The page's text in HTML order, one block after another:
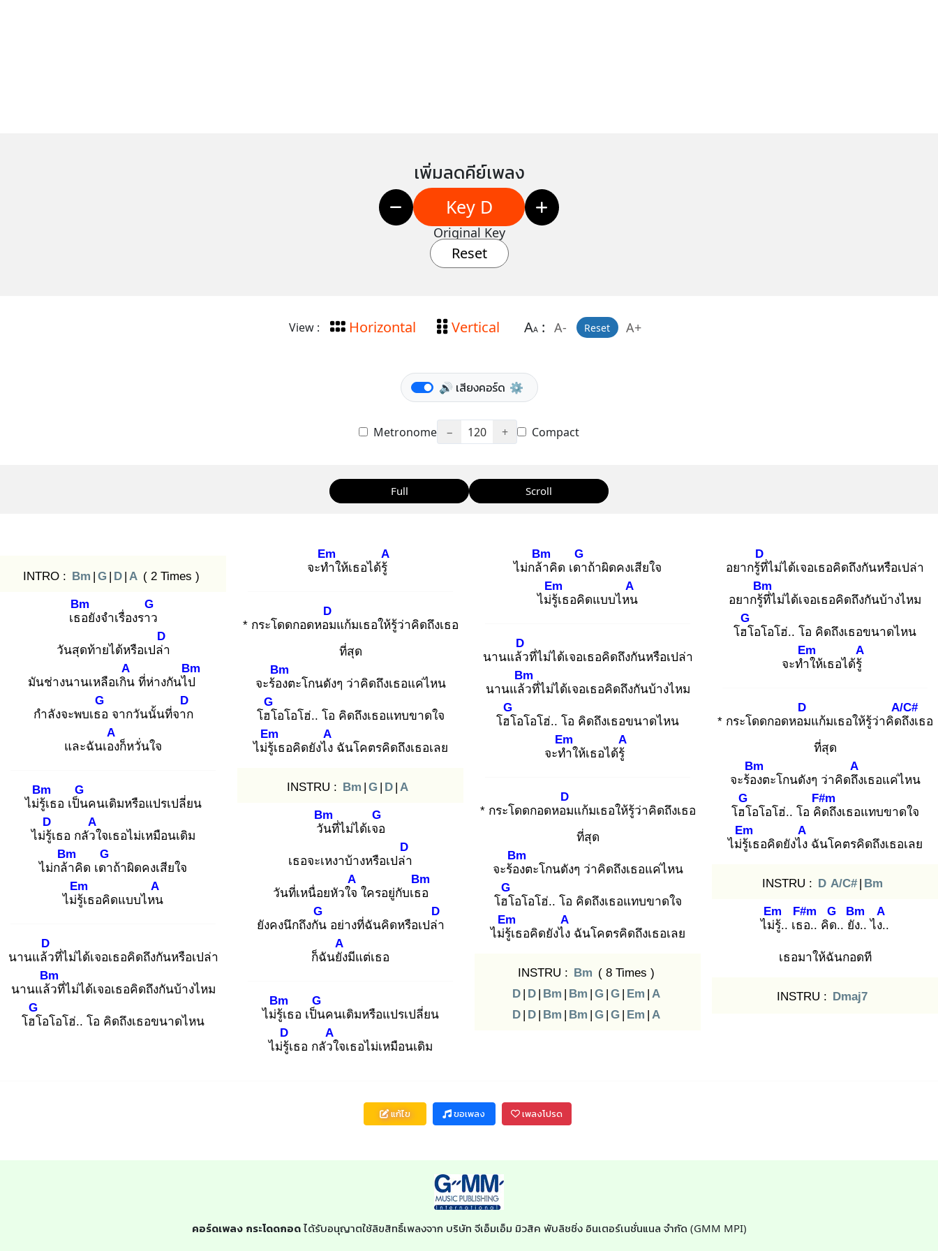
เพิ่มลดคีย์เพลง
Key D
Original Key
Reset
View : Horizontal Vertical AA: A- Reset A+
🔊 เสียงคอร์ด ⚙️
Metronome − 120 + Compact
Full Scroll
INTRO : Bm | G | D | A ( 2 Times )
เธอ
Bm
ยังจำเรื่องราว
G
วันสุดท้ายได้หรือเปล่า
D
มันช่างนานเหลือเกิน
A
ที่ห่างกันไป
Bm
กำลังจะพบเธอ
G
จากวันนั้นที่จาก
D
และฉันเอง
A
ก็หวั่นใจ
ไม่รู้เ
Bm
ธอ เป็น
G
คนเดิมหรือแปรเปลี่ยน
ไม่รู้เ
D
ธอ กลัวใ
A
จเธอไม่เหมือนเดิม
ไม่กล้า
Bm
คิด เดา
G
ถ้าผิดคงเสียใจ
ไม่รู้เ
Em
ธอคิดแบบไหน
A
นานแล้ว
D
ที่ไม่ได้เจอเธอคิดถึงกันหรือเปล่า
นานแล้ว
Bm
ที่ไม่ได้เจอเธอคิดถึงกันบ้างไหม
โฮโ
G
อโอโฮ่.. โอ คิดถึงเธอขนาดไหน
จะทำ
Em
ให้เธอได้รู้
A
* กระโดดกอดหอม
D
แก้มเธอให้รู้ว่าคิดถึงเธอ
ที่สุด
จะร้อง
Bm
ตะโกนดังๆ ว่าคิดถึงเธอแค่ไหน
โฮโ
G
อโอโฮ่.. โอ คิดถึงเธอแทบขาดใจ
ไม่รู้เ
Em
ธอคิดยังไง
A
ฉันโคตรคิดถึงเธอเลย
INSTRU : Bm | G | D | A
วัน
Bm
ที่ไม่ได้เจอ
G
เธอจะเหงาบ้างหรือเปล่า
D
วันที่เหนื่อยหัวใจ
A
ใครอยู่กับเธอ
Bm
ยังคงนึกถึงกัน
G
อย่างที่ฉันคิดหรือเปล่า
D
ก็ฉันยัง
A
มีแต่เธอ
ไม่รู้เ
Bm
ธอ เป็น
G
คนเดิมหรือแปรเปลี่ยน
ไม่รู้เ
D
ธอ กลัวใ
A
จเธอไม่เหมือนเดิม
ไม่กล้า
Bm
คิด เดา
G
ถ้าผิดคงเสียใจ
ไม่รู้เ
Em
ธอคิดแบบไหน
A
นานแล้ว
D
ที่ไม่ได้เจอเธอคิดถึงกันหรือเปล่า
นานแล้ว
Bm
ที่ไม่ได้เจอเธอคิดถึงกันบ้างไหม
โฮโ
G
อโอโฮ่.. โอ คิดถึงเธอขนาดไหน
จะทำ
Em
ให้เธอได้รู้
A
* กระโดดกอดหอม
D
แก้มเธอให้รู้ว่าคิดถึงเธอ
ที่สุด
จะร้อง
Bm
ตะโกนดังๆ ว่าคิดถึงเธอแค่ไหน
โฮโ
G
อโอโฮ่.. โอ คิดถึงเธอแทบขาดใจ
ไม่รู้เ
Em
ธอคิดยังไง
A
ฉันโคตรคิดถึงเธอเลย
INSTRU : Bm ( 8 Times )
D | D | Bm | Bm | G | G | Em | A
D | D | Bm | Bm | G | G | Em | A
อยากรู้ที่
D
ไม่ได้เจอเธอคิดถึงกันหรือเปล่า
อยากรู้ที่
Bm
ไม่ได้เจอเธอคิดถึงกันบ้างไหม
โฮโ
G
อโอโฮ่.. โอ คิดถึงเธอขนาดไหน
จะทำใ
Em
ห้เธอได้รู้
A
* กระโดดกอดหอม
D
แก้มเธอให้รู้ว่าคิดถึ
A/C#
งเธอ
ที่สุด
จะร้อง
Bm
ตะโกนดังๆ ว่าคิดถึง
A
เธอแค่ไหน
โฮโ
G
อโอโฮ่.. โอ คิด
F#m
ถึงเธอแทบขาดใจ
ไม่รู้เ
Em
ธอคิดยังไง
A
ฉันโคตรคิดถึงเธอเลย
INSTRU : D A/C# | Bm
ไม่รู้
Em
.. เธอ
F#m
.. คิด.
G
. ยัง.
Bm
. ไง..
A
เธอมาให้ฉันกอดที
INSTRU : Dmaj7
แก้ไข ขอเพลง เพลงโปรด
คอร์ดเพลง กระโดดกอดได้รับอนุญาตใช้ลิขสิทธิ์เพลงจาก บริษัท จีเอ็มเอ็ม มิวสิค พับลิชชิ่ง อินเตอร์เนชั่นแนล จำกัด (GMM MPI)